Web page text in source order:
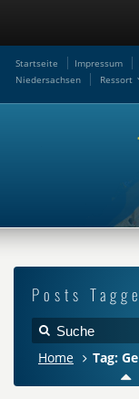
Startseite Impressum
Niedersachsen
Ressort
Posts
Home Tag: